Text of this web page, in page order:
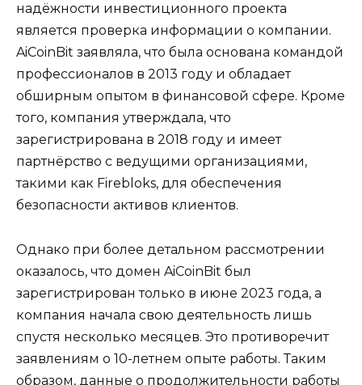
надёжности инвестиционного проекта
является проверка информации о компании.
AiCoinBit заявляла, что была основана командой
профессионалов в 2013 году и обладает
обширным опытом в финансовой сфере. Кроме
того, компания утверждала, что
зарегистрирована в 2018 году и имеет
партнёрство с ведущими организациями,
такими как Firebloks, для обеспечения
безопасности активов клиентов.
Однако при более детальном рассмотрении
оказалось, что домен AiCoinBit был
зарегистрирован только в июне 2023 года, а
компания начала свою деятельность лишь
спустя несколько месяцев. Это противоречит
заявлениям о 10-летнем опыте работы. Таким
образом, данные о продолжительности работы